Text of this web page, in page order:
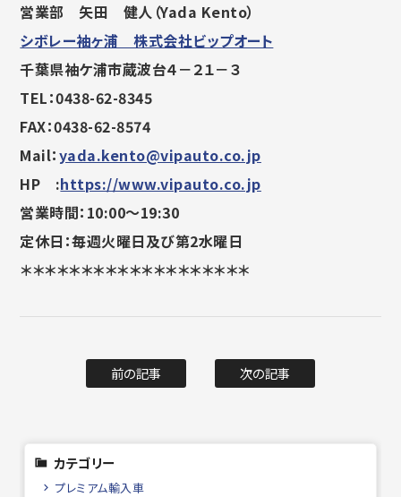
営業部 矢田 健人（Yada Kento）
シボレー袖ヶ浦 株式会社ビップオート
千葉県袖ケ浦市蔵波台４－２１－３
TEL：0438-62-8345
FAX：0438-62-8574
Mail：yada.kento@vipauto.co.jp
HP :https://www.vipauto.co.jp
営業時間：10:00～19:30
定休日：毎週火曜日及び第2水曜日
＊＊＊＊＊＊＊＊＊＊＊＊＊＊＊＊＊＊＊
前の記事 次の記事
カテゴリー
プレミアム輸入車